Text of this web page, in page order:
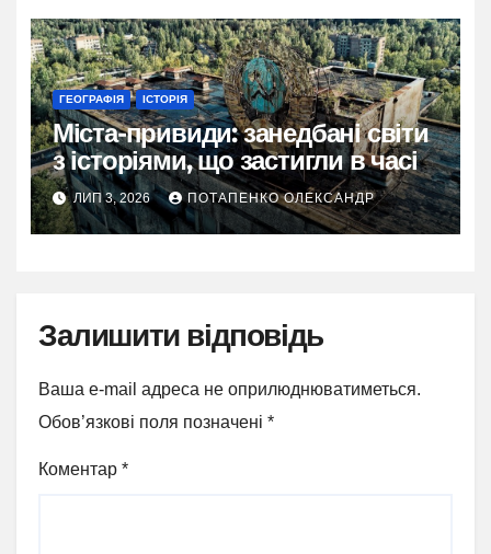
ГЕОГРАФІЯ ІСТОРІЯ
Міста-привиди: занедбані світи
з історіями, що застигли в часі
ЛИП 3, 2026 ПОТАПЕНКО ОЛЕКСАНДР
Залишити відповідь
Ваша e-mail адреса не оприлюднюватиметься.
Обов’язкові поля позначені *
Коментар *